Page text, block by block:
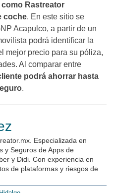
Rastreator
coche. En este sitio se
Acapulco, a partir de un
podrá identificar la
mejor precio para su póliza,
Al comparar entre
podrá ahorrar hasta
.
Especializada en
y Seguros de Apps de
y Didi. Con experiencia en
de plataformas y riesgos de